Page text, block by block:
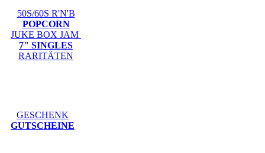
50S/60S R'N'B
POPCORN
JUKE BOX JAM
7" SINGLES
RARITÄTEN
GESCHENK
GUTSCHEINE